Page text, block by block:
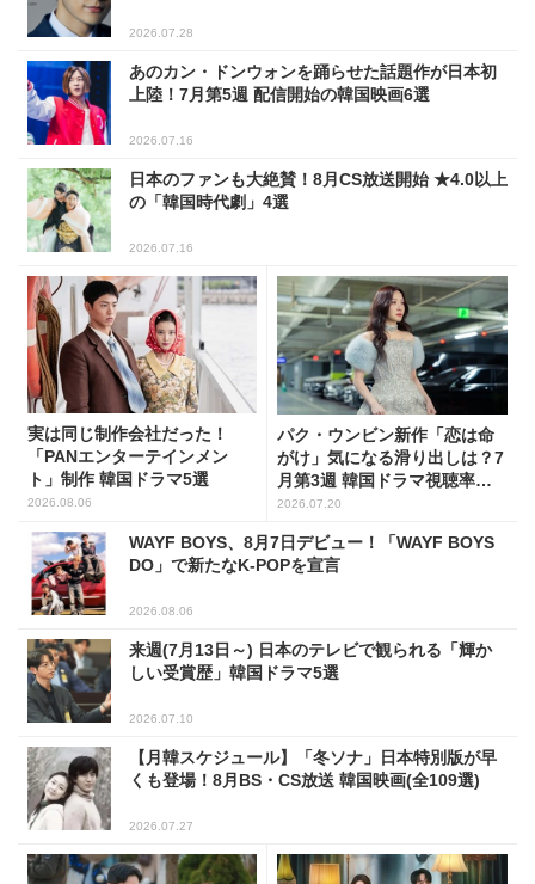
2026.07.28
あのカン・ドンウォンを踊らせた話題作が日本初
上陸！7月第5週 配信開始の韓国映画6選
2026.07.16
日本のファンも大絶賛！8月CS放送開始 ★4.0以上
の「韓国時代劇」4選
2026.07.16
実は同じ制作会社だった！
「PANエンターテインメン
ト」制作 韓国ドラマ5選
2026.08.06
パク・ウンビン新作「恋は命
がけ」気になる滑り出しは？7
月第3週 韓国ドラマ視聴率ラ
ンキング
2026.07.20
WAYF BOYS、8月7日デビュー！「WAYF BOYS
DO」で新たなK-POPを宣言
2026.08.06
来週(7月13日～) 日本のテレビで観られる「輝か
しい受賞歴」韓国ドラマ5選
2026.07.10
【月韓スケジュール】「冬ソナ」日本特別版が早
くも登場！8月BS・CS放送 韓国映画(全109選)
2026.07.27